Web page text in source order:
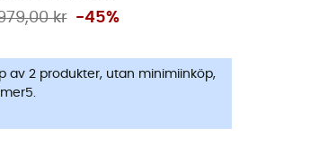
kr -45%
av 2 produkter, utan minimiinköp,